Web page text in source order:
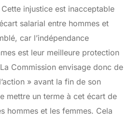
injustice est inacceptable
salarial entre hommes et
car l’indépendance
est leur meilleure protection
Commission envisage donc de
» avant la fin de son
mettre un terme à cet écart de
hommes et les femmes. Cela